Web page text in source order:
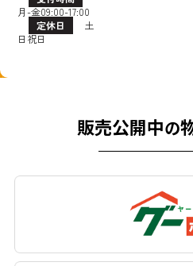
月-金09:00-17:00
定休日
土
日祝日
販売公開中の